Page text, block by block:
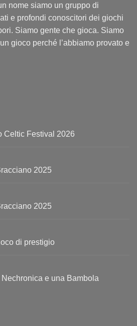
nome siamo un gruppo di
e profondi conoscitori dei giochi
Siamo gente che gioca. Siamo
gioco perché l’abbiamo provato e
Celtic Festival 2026
2025
2025
di prestigio
e una Bambola